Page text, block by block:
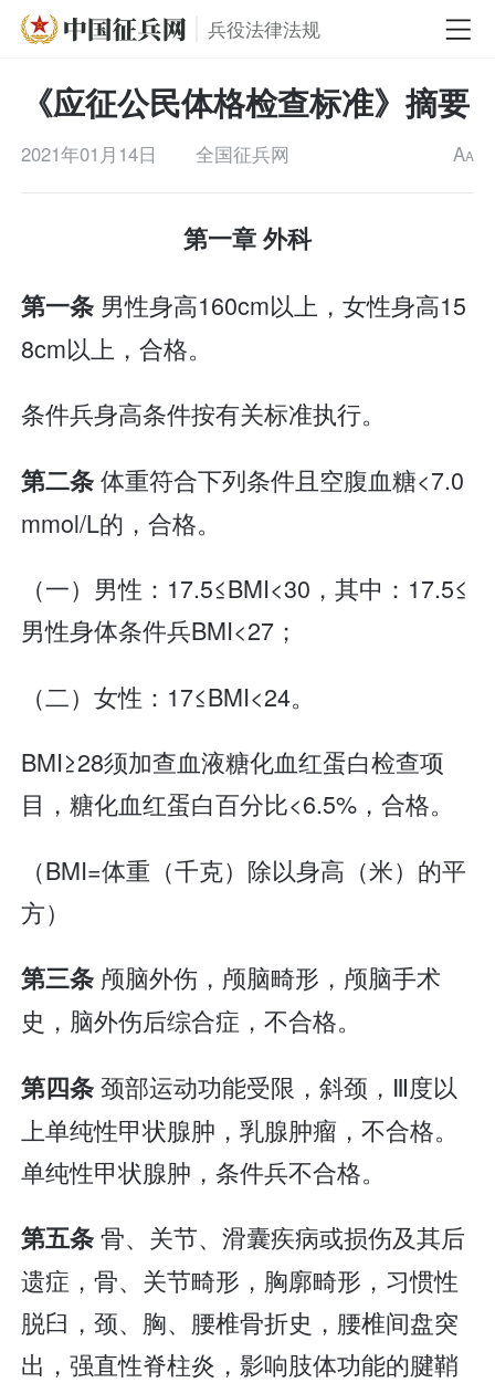
兵役法律法规
《应征公民体格检查标准》摘要
2021年01月14日 全国征兵网 AA
第一章 外科
第一条 男性身高160cm以上，女性身高15
8cm以上，合格。
条件兵身高条件按有关标准执行。
第二条体重符合下列条件且空腹血糖<7.0
mmol/L的，合格。
（一）男性：17.5≤BMI<30，其中：17.5≤
男性身体条件兵BMI<27；
（二）女性：17≤BMI<24。
BMI≥28须加查血液糖化血红蛋白检查项
目，糖化血红蛋白百分比<6.5%，合格。
（BMI=体重（千克）除以身高（米）的平
方）
第三条 颅脑外伤，颅脑畸形，颅脑手术
史，脑外伤后综合症，不合格。
第四条颈部运动功能受限，斜颈，Ⅲ度以
上单纯性甲状腺肿，乳腺肿瘤，不合格。
单纯性甲状腺肿，条件兵不合格。
第五条骨、关节、滑囊疾病或损伤及其后
遗症，骨、关节畸形，胸廓畸形，习惯性
脱臼，颈、胸、腰椎骨折史，腰椎间盘突
出，强直性脊柱炎，影响肢体功能的腱鞘